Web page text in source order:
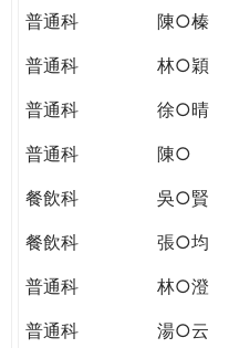
PUTTING
YOU
THE
CITIZENSHIP
普通科
陳○榛
普通科
林○穎
普通科
徐○晴
普通科
陳○
餐飲科
吳○賢
餐飲科
張○均
普通科
林○澄
普通科
湯○云